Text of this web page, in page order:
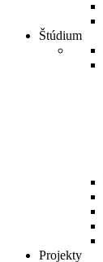
Štúdium
Projekty